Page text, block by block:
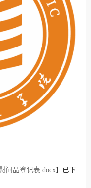
问品登记表.docx】已下